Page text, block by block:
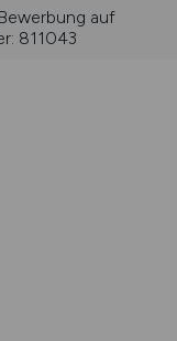
auf
811043